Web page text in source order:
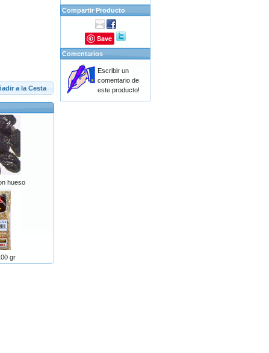
a la Cesta
hueso
gr
Compartir Producto
Save
Comentarios
Escribir un
comentario de
este producto!